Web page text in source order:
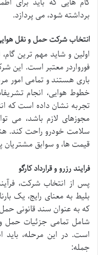
برداشته شود، می پردازد.
انتخاب شرکت حمل و نقل
اولین و شاید مهم ترین
فورواردر معتبر است. این
باری هستند و تمامی امور
خطوط هوایی، انجام
تجربه نشان داده است که
مجوزهای لازم باشد، می
سلامت خودرو راحت کند.
قیمت ها، و سوابق مشتریان
فرایند رزرو و قرارداد کارگو
پس از انتخاب شرکت،
که به عنوان سند قانونی
شامل تمامی جزئیات حمل و
است. در این مرحله، باید
جمله: